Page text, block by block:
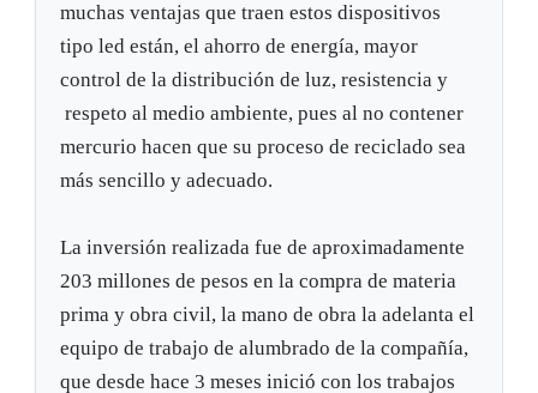
muchas ventajas que traen estos dispositivos
tipo led están, el ahorro de energía, mayor
control de la distribución de luz, resistencia y
respeto al medio ambiente, pues al no contener
mercurio hacen que su proceso de reciclado sea
más sencillo y adecuado.
La inversión realizada fue de aproximadamente
203 millones de pesos en la compra de materia
prima y obra civil, la mano de obra la adelanta el
equipo de trabajo de alumbrado de la compañía,
que desde hace 3 meses inició con los trabajos